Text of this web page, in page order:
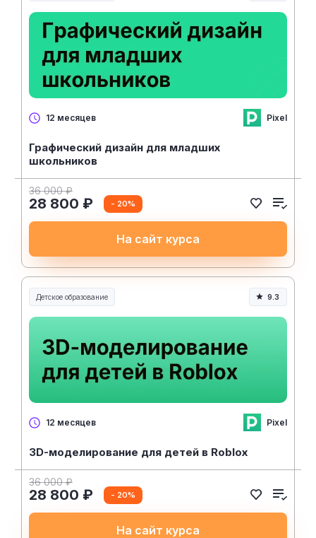
12 месяцев Pixel
Графический дизайн для младших
школьников
36 000 ₽
28 800 ₽ - 20%
На сайт курса
Детское образование 9.3
12 месяцев Pixel
3D-моделирование для детей в Roblox
36 000 ₽
28 800 ₽ - 20%
На сайт курса